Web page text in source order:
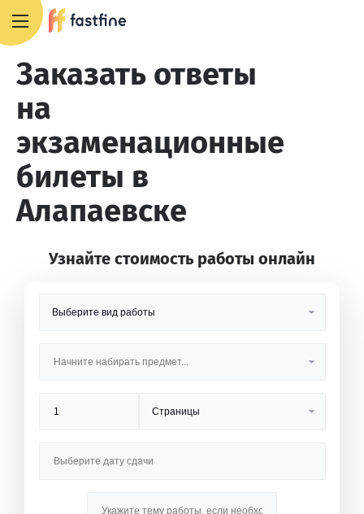
Заказать ответы
на
экзаменационные
билеты в
Алапаевске
Узнайте стоимость работы онлайн